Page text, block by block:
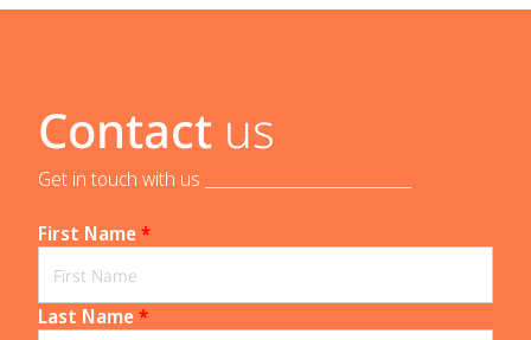
Contact us
Get in touch with us _____________________________
First Name*
Last Name*